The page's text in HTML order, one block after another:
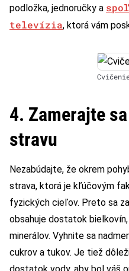
podložka, jednoručky a
televízia, ktorá vám
4. Zamerajte
stravu
Nezabúdajte, že okrem
strava, ktorá je kľúčovým
fyzických cieľov. Preto sa
obsahuje dostatok
minerálov. Vyhnite sa
cukrov a tukov. Je tiež